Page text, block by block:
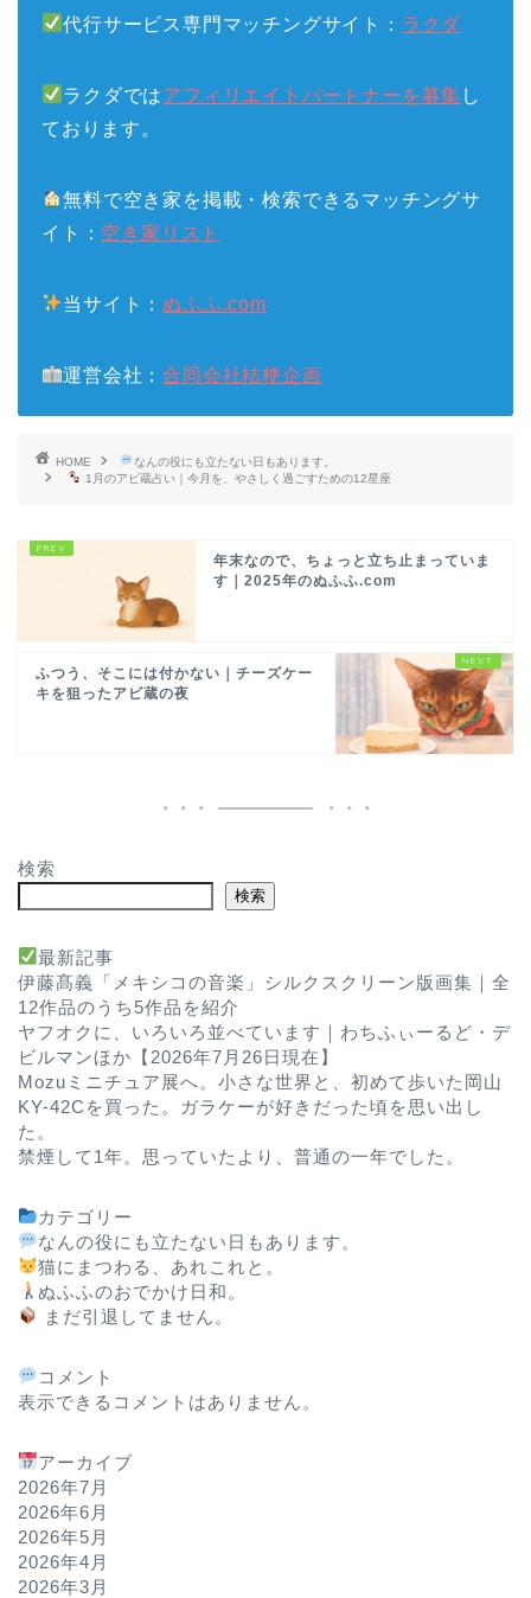
代行サービス専門マッチングサイト： ラクダ
ラクダではアフィリエイトパートナーを募集 し
ております。
無料で空き家を掲載・検索できるマッチングサ
イト： 空き家リスト
当サイト：ぬふふ.com
運営会社：合同会社桔梗企画
HOME
なんの役にも立たない日もあります。
1月のアビ蔵占い｜今月を、やさしく過ごすための12星座
年末なので、ちょっと立ち止まっていま
す｜2025年のぬふふ.com
ふつう、そこには付かない｜チーズケー
キを狙ったアビ蔵の夜
検索
検索
最新記事
伊藤髙義「メキシコの音楽」シルクスクリーン版画集｜全
12作品のうち5作品を紹介
ヤフオクに、いろいろ並べています｜わちふぃーるど・デ
ビルマンほか【2026年7月26日現在】
Mozuミニチュア展へ。小さな世界と、初めて歩いた岡山
KY-42Cを買った。ガラケーが好きだった頃を思い出し
た。
禁煙して1年。思っていたより、普通の一年でした。
カテゴリー
なんの役にも立たない日もあります。
猫にまつわる、あれこれと。
ぬふふのおでかけ日和。
まだ引退してません。
コメント
表示できるコメントはありません。
アーカイブ
2026年7月
2026年6月
2026年5月
2026年4月
2026年3月